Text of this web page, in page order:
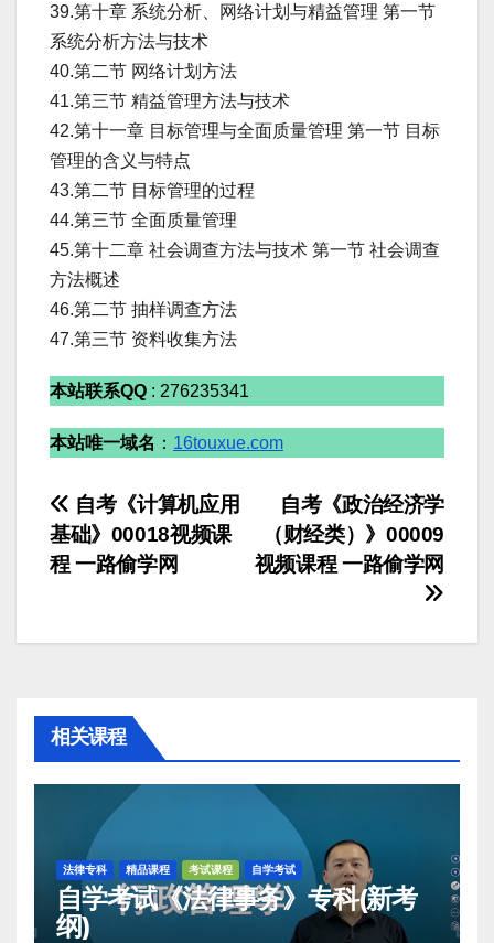
39.第十章 系统分析、网络计划与精益管理 第一节
系统分析方法与技术
40.第二节 网络计划方法
41.第三节 精益管理方法与技术
42.第十一章 目标管理与全面质量管理 第一节 目标
管理的含义与特点
43.第二节 目标管理的过程
44.第三节 全面质量管理
45.第十二章 社会调查方法与技术 第一节 社会调查
方法概述
46.第二节 抽样调查方法
47.第三节 资料收集方法
本站联系QQ : 276235341
本站唯一域名 ： 16touxue.com
文
章
航
自考《政治经济学
（财经类）》00009
视频课程 一路偷学网
自考《计算机应用
基础》00018视频课
程 一路偷学网
相关课程
法律专科 精品课程 考试课程 自学考试
自学考试《法律事务》专科(新考
纲)